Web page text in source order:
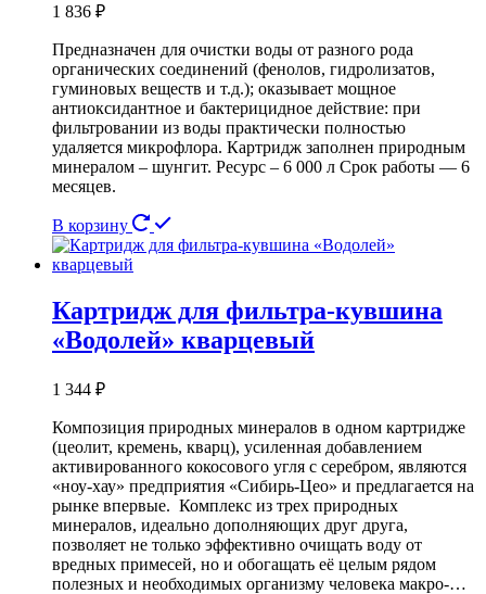
1 836 ₽
Предназначен для очистки воды от разного рода
органических соединений (фенолов, гидролизатов,
гуминовых веществ и т.д.); оказывает мощное
антиоксидантное и бактерицидное действие: при
фильтровании из воды практически полностью
удаляется микрофлора. Картридж заполнен природным
минералом – шунгит. Ресурс – 6 000 л Срок работы — 6
месяцев.
В корзину
Картридж для фильтра-кувшина
«Водолей» кварцевый
1 344 ₽
Композиция природных минералов в одном картридже
(цеолит, кремень, кварц), усиленная добавлением
активированного кокосового угля с серебром, являются
«ноу-хау» предприятия «Сибирь-Цео» и предлагается на
рынке впервые. Комплекс из трех природных
минералов, идеально дополняющих друг друга,
позволяет не только эффективно очищать воду от
вредных примесей, но и обогащать её целым рядом
полезных и необходимых организму человека макро-…